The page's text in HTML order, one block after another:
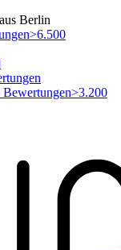
Berlin
>6.500
>3.200